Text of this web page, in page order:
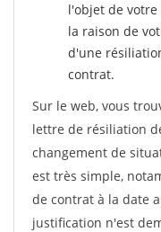
l'objet de
la raison de
d'une
contrat.
Sur le web, vous
lettre de résiliation
changement de
est très simple,
de contrat à la date
justification n'est